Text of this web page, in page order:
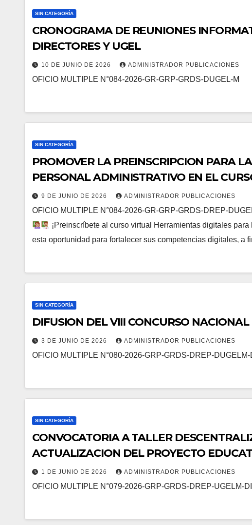
SIN CATEGORÍA
CRONOGRAMA DE REUNIONES
DIRECTORES Y UGEL
10 DE JUNIO DE 2026 ADMINISTRADOR PUBLICACIONES
OFICIO MULTIPLE N°084-2026-GR-GRP-GRDS-DUGEL-M
SIN CATEGORÍA
PROMOVER LA PREINSCRIPCION PARA
PERSONAL ADMINISTRATIVO EN EL
DIGITALES PARA LA GESTION
CON LA FUNDACION ROMERO.
9 DE JUNIO DE 2026 ADMINISTRADOR PUBLICACIONES
OFICIO MULTIPLE N°084-2026-GR-GRP-GRDS-DREP-
¡Preinscríbete al curso virtual Herramientas digitales
esta oportunidad para fortalecer sus competencias digitales, a
SIN CATEGORÍA
DIFUSION DEL VIII CONCURSO NACIONAL
3 DE JUNIO DE 2026 ADMINISTRADOR PUBLICACIONES
OFICIO MULTIPLE N°080-2026-GRP-GRDS-DREP-DUGELM-
SIN CATEGORÍA
CONVOCATORIA A TALLER
ACTUALIZACION DEL PROYECTO
1 DE JUNIO DE 2026 ADMINISTRADOR PUBLICACIONES
OFICIO MULTIPLE N°079-2026-GRP-GRDS-DREP-UGELM-